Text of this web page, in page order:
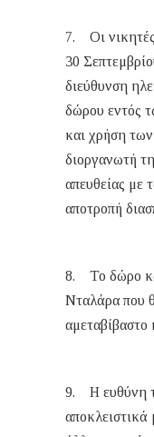
7. Οι
30
διεύθυνση
δώρου εντός
και χρήση
διοργανωτή
απευθείας με
αποτροπή
8. Το δώρο
Νταλάρα που
9. Η ευθύνη